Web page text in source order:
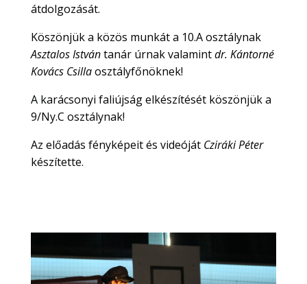
átdolgozását.
Köszönjük a közös munkát a 10.A osztálynak
Asztalos Istvántanár úrnak valamintdr. Kántorné
Kovács Csillaosztályfőnöknek!
A karácsonyi faliújság elkészítését köszönjük a
9/Ny.C osztálynak!
Az előadás fényképeit és videóját Cziráki Péter
készítette.